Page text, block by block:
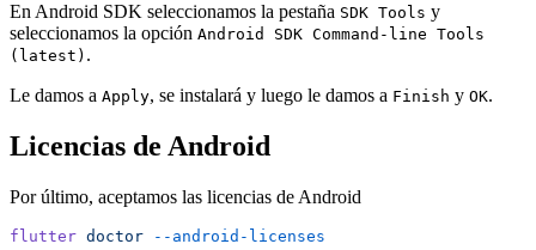
En Android SDK seleccionamos la pestaña SDK Tools y
seleccionamos la opción Android SDK Command-line Tools
(latest) .
Le damos a Apply, se instalará y luego le damos a Finish y OK.
Licencias de Android
Por último, aceptamos las licencias de Android
flutter doctor --android-licenses